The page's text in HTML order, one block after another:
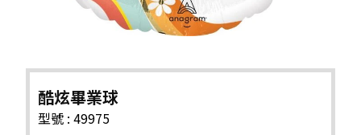
酷炫畢業球
型號 : 49975